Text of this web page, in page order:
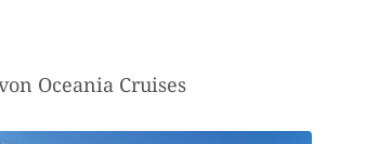
Oceania Cruises